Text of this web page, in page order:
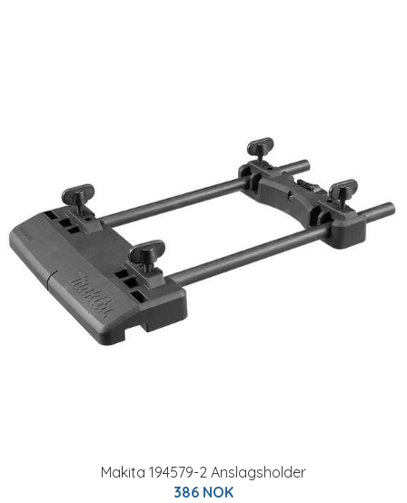
Makita 194579-2 Anslagsholder
386 NOK